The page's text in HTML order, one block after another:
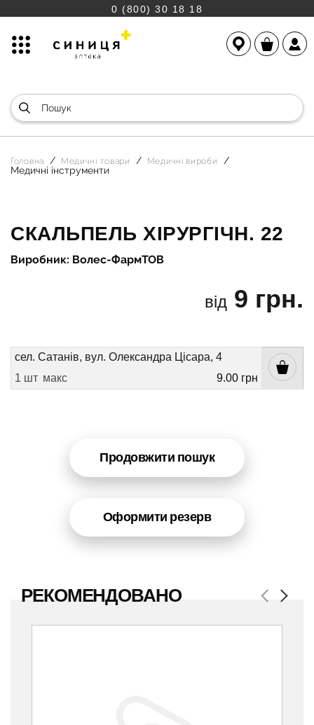
0 (800) 30 18 18
Головна Медичні товари Медичні вироби
Медичні інструменти
СКАЛЬПЕЛЬ ХІРУРГІЧН. 22
Виробник: Волес-ФармТОВ
від 9 грн.
сел. Сатанів, вул. Олександра Цісара, 4
1 шт макс 9.00 грн
Продовжити пошук
Оформити резерв
РЕКОМЕНДОВАНО Previous
Next